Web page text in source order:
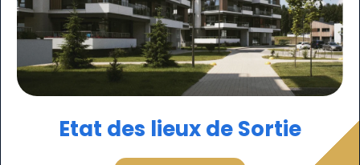
Etat des lieux de Sortie